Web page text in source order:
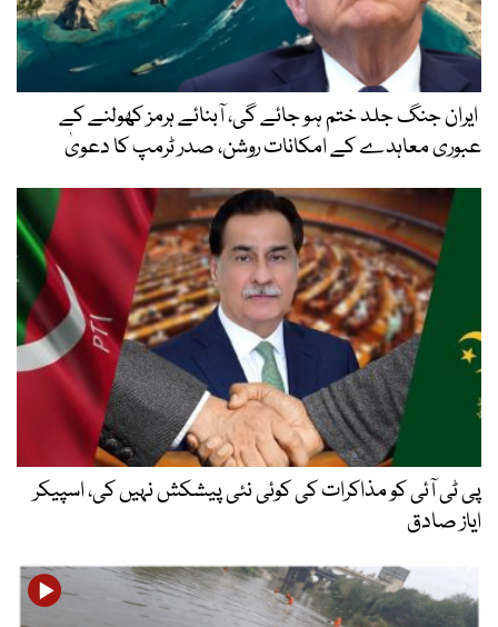
ایران جنگ جلد ختم ہو جائے گی، آبنائے ہرمز کھولنے کے
عبوری معاہدے کے امکانات روشن، صدر ٹرمپ کا دعویٰ
پی ٹی آئی کو مذاکرات کی کوئی نئی پیشکش نہیں کی، اسپیکر
ایاز صادق